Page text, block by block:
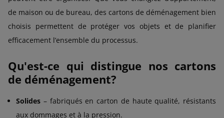
de maison ou de bureau, des cartons de déménagement bien
choisis permettent de protéger vos objets et de planifier
efficacement l’ensemble du processus.
Qu'est-ce qui distingue nos cartons
de déménagement?
Solides – fabriqués en carton de haute qualité, résistants
aux dommages et à la pression.